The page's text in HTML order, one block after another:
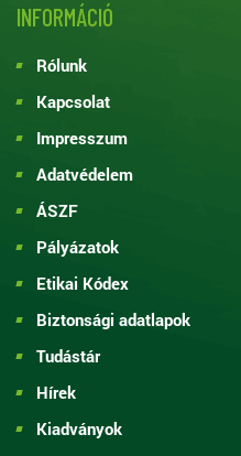
INFORMÁCIÓ
Rólunk
Kapcsolat
Impresszum
Adatvédelem
ÁSZF
Pályázatok
Etikai Kódex
Biztonsági adatlapok
Tudástár
Hírek
Kiadványok